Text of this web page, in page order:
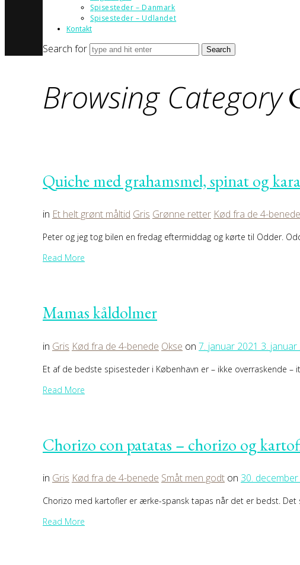
Spisesteder – Danmark
Spisesteder – Udlandet
Kontakt
Search for
Browsing Category
Quiche med grahamsmel, spinat og
in Et helt grønt måltid Gris Grønne retter Kød fra de 4-benede
Peter og jeg tog bilen en fredag eftermiddag og kørte til Odder.
Read More
Mamas kåldolmer
in Gris Kød fra de 4-benede Okse on 7. januar 2021 3. januar
Et af de bedste spisesteder i København er – ikke overraskende
Read More
Chorizo con patatas – chorizo og
in Gris Kød fra de 4-benede Småt men godt on 30.
Chorizo med kartofler er ærke-spansk tapas når det er bedst. Det
Read More